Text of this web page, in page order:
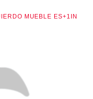
MUEBLE ES+1IN